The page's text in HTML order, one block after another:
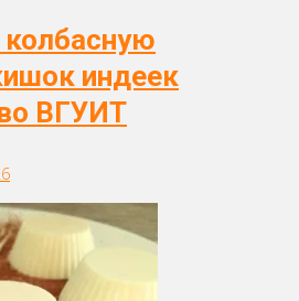
индеек
ВГУИТ